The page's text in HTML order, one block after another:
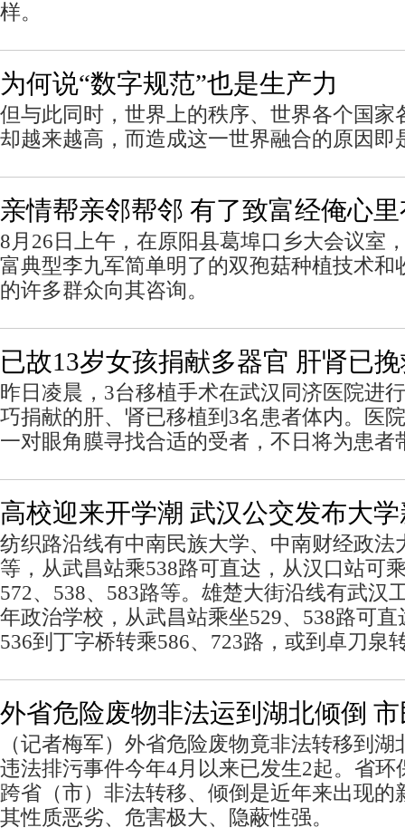
样。
为何说“数字规范”也是生产力
但与此同时，世界上的秩序、世界各个国家
却越来越高，而造成这一世界融合的原因即
亲情帮亲邻帮邻 有了致富经俺心
8月26日上午，在原阳县葛埠口乡大会议室
富典型李九军简单明了的双孢菇种植技术和
的许多群众向其咨询。
已故13岁女孩捐献多器官 肝肾已
昨日凌晨，3台移植手术在武汉同济医院进
巧捐献的肝、肾已移植到3名患者体内。医
一对眼角膜寻找合适的受者，不日将为患者
高校迎来开学潮 武汉公交发布大
纺织路沿线有中南民族大学、中南财经政法
等，从武昌站乘538路可直达，从汉口站可
572、538、583路等。雄楚大街沿线有武汉
年政治学校，从武昌站乘坐529、538路可
536到丁字桥转乘586、723路，或到卓刀泉
外省危险废物非法运到湖北倾倒
（记者梅军）外省危险废物竟非法转移到
违法排污事件今年4月以来已发生2起。省环
跨省（市）非法转移、倾倒是近年来出现的
其性质恶劣、危害极大、隐蔽性强。